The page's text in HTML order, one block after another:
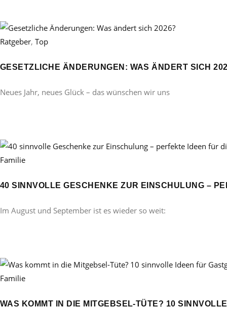
Ratgeber, Top
GESETZLICHE ÄNDERUNGEN: WAS ÄNDERT SICH
Neues Jahr, neues Glück – das wünschen wir uns
Familie
40 SINNVOLLE GESCHENKE ZUR EINSCHULUNG –
Im August und September ist es wieder so weit:
Familie
WAS KOMMT IN DIE MITGEBSEL-TÜTE? 10